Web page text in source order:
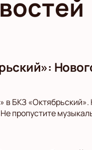
в БКЗ
пропустите